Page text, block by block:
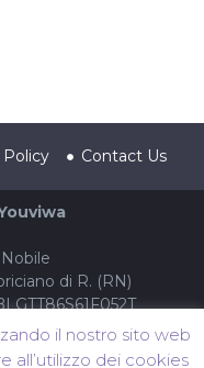
Policy Contact Us
di R. (RN)
il nostro sito web
all’utilizzo dei cookies